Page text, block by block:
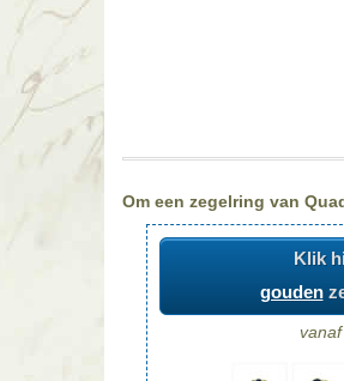
Om een zegelring van
Klik
gouden